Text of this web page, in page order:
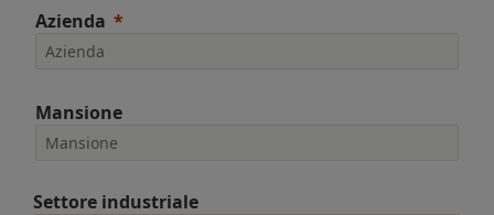
Azienda
Mansione
Settore industriale